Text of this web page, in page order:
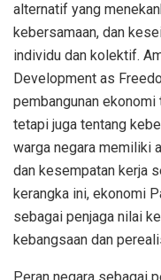
alternatif yang
kebersamaan, dan
individu dan kolektif.
Development as
pembangunan ekonomi
tetapi juga tentang
warga negara memiliki
dan kesempatan kerja
kerangka ini, ekonomi
sebagai penjaga nilai
kebangsaan dan